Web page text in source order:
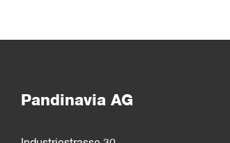
Pandinavia AG